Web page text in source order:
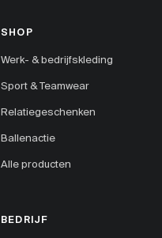
SHOP
Werk- & bedrijfskleding
Sport & Teamwear
Relatiegeschenken
Ballenactie
Alle producten
BEDRIJF